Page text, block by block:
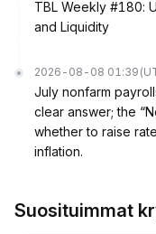
TBL Weekly #180:
and Liquidity
2026-08-08 01:39
July nonfarm
clear answer; the
whether to raise
inflation.
Suosituimmat